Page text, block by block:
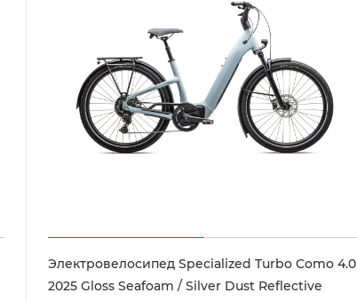
Электровелосипед Specialized Turbo Como 4.0
2025 Gloss Seafoam / Silver Dust Reflective